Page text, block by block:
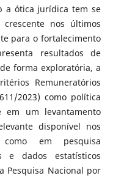
a ótica jurídica tem se
nos últimos
para o fortalecimento
resultados de
forma exploratória, a
Remuneratórios
2023) como política
em um levantamento
disponível nos
como em pesquisa
e dados estatísticos
Pesquisa Nacional por